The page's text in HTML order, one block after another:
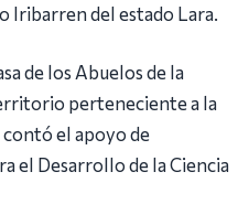
Iribarren del estado Lara.
de los Abuelos de la
perteneciente a la
contó el apoyo de
el Desarrollo de la Ciencia